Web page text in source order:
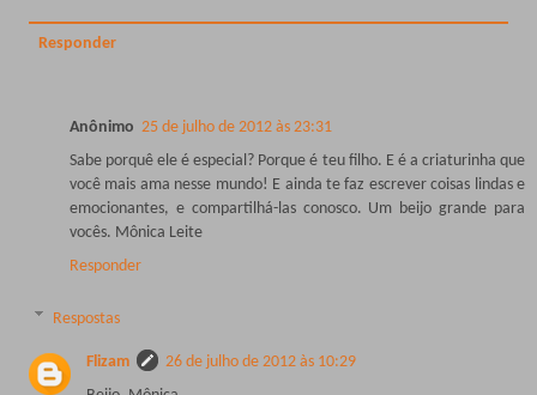
Responder
Anônimo 25 de julho de 2012 às 23:31
Sabe porquê ele é especial? Porque é teu filho. E é a criaturinha que
você mais ama nesse mundo! E ainda te faz escrever coisas lindas e
emocionantes, e compartilhá-las conosco. Um beijo grande para
vocês. Mônica Leite
Responder
Respostas
Flizam
26 de julho de 2012 às 10:29